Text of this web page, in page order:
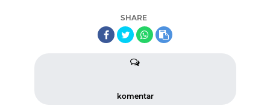
SHARE
komentar